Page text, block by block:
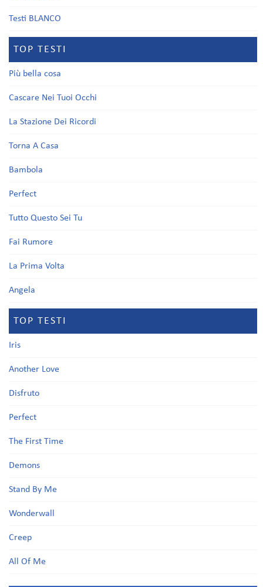
Testi BLANCO
TOP TESTI
Più bella cosa
Cascare Nei Tuoi Occhi
La Stazione Dei Ricordi
Torna A Casa
Bambola
Perfect
Tutto Questo Sei Tu
Fai Rumore
La Prima Volta
Angela
TOP TESTI
Iris
Another Love
Disfruto
Perfect
The First Time
Demons
Stand By Me
Wonderwall
Creep
All Of Me